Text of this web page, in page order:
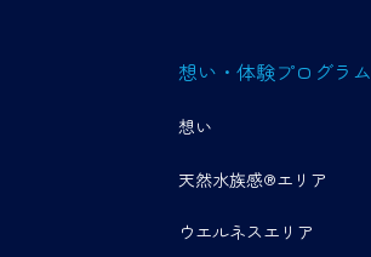
想い・体験プログラム
想い
天然水族感®エリア
ウエルネスエリア